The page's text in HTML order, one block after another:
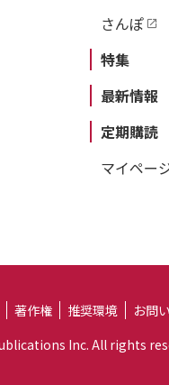
さんぽ
特集
最新情報
定期購読
マイペー
著作権 推奨環境 お問
Inc. All rights